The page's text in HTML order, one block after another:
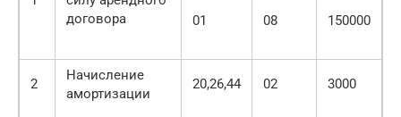
договора
01 08 150000
2
Начисление
амортизации
20,26,44 02 3000